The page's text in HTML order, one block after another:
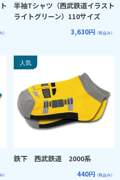
）
半袖Tシャツ（西武鉄道イラスト
ライトグリーン）110サイズ
3,630円 （税込み）
）
鉄下 西武鉄道 2000系
440円 （税込み）